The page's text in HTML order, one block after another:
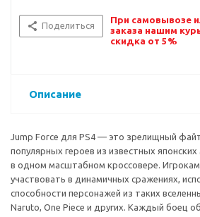
Поделиться
При самовывозе
заказа нашим
скидка от 5%
Описание
Jump Force для PS4 — это зрелищный
популярных героев из известных
в одном масштабном кроссовере.
участвовать в динамичных сражениях,
способности персонажей из таких
Naruto, One Piece и других. Каждый боец